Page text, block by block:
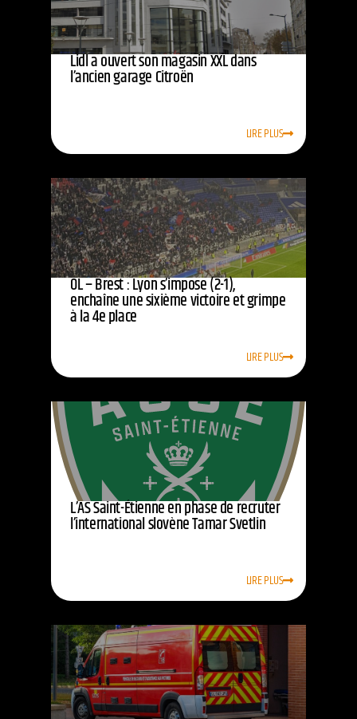
Lidl a ouvert son magasin XXL dans
l’ancien garage Citroën
LIRE PLUS
OL – Brest : Lyon s’impose (2-1),
enchaîne une sixième victoire et grimpe
à la 4e place
LIRE PLUS
L’AS Saint-Étienne en phase de recruter
l’international slovène Tamar Svetlin
LIRE PLUS